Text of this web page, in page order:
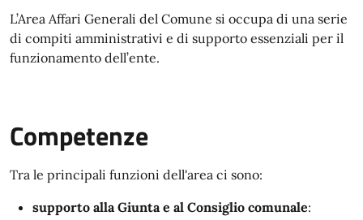
L’Area Affari Generali del Comune si occupa di una serie
di compiti amministrativi e di supporto essenziali per il
funzionamento dell’ente.
Competenze
Tra le principali funzioni dell'area ci sono:
supporto alla Giunta e al Consiglio comunale: